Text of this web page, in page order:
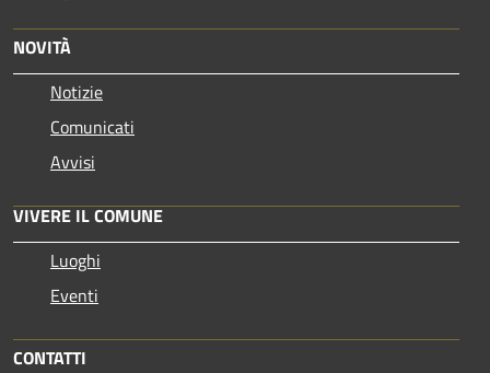
NOVITÀ
Notizie
Comunicati
Avvisi
VIVERE IL COMUNE
Luoghi
Eventi
CONTATTI